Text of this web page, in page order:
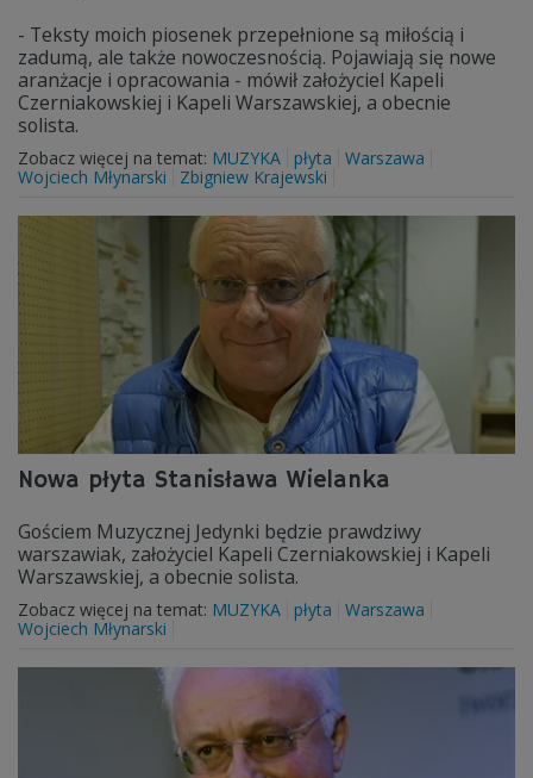
- Teksty moich piosenek przepełnione są miłością i
zadumą, ale także nowoczesnością. Pojawiają się nowe
aranżacje i opracowania - mówił założyciel Kapeli
Czerniakowskiej i Kapeli Warszawskiej, a obecnie
solista.
Zobacz więcej na temat: MUZYKA płyta
Warszawa
Wojciech Młynarski
Zbigniew Krajewski
Nowa płyta Stanisława Wielanka
Gościem Muzycznej Jedynki będzie prawdziwy
warszawiak, założyciel Kapeli Czerniakowskiej i Kapeli
Warszawskiej, a obecnie solista.
Zobacz więcej na temat: MUZYKA płyta
Warszawa
Wojciech Młynarski